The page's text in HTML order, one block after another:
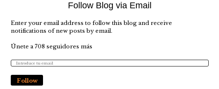
Follow Blog via Email
Enter your email address to follow this blog and receive
notifications of new posts by email.
Únete a 708 seguidores más
Follow